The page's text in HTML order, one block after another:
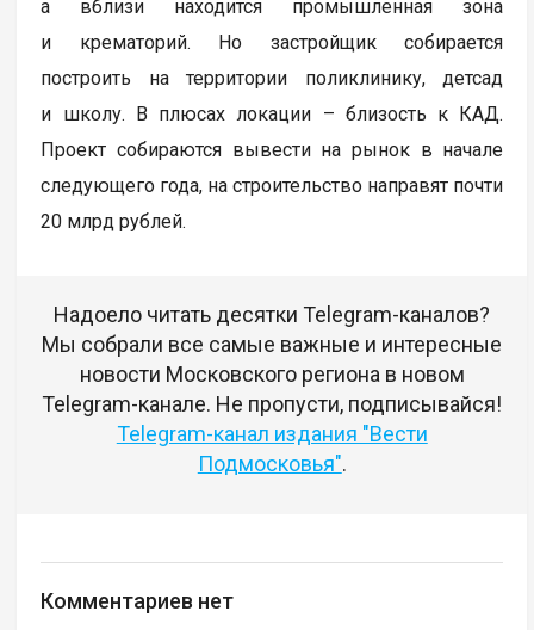
а вблизи находится промышленная зона
и крематорий. Но застройщик собирается
построить на территории поликлинику, детсад
и школу. В плюсах локации – близость к КАД.
Проект собираются вывести на рынок в начале
следующего года, на строительство направят почти
20 млрд рублей.
Надоело читать десятки Telegram-каналов?
Мы собрали все самые важные и интересные
новости Московского региона в новом
Telegram-канале. Не пропусти, подписывайся!
Telegram-канал издания "Вести
Подмосковья".
Комментариев нет